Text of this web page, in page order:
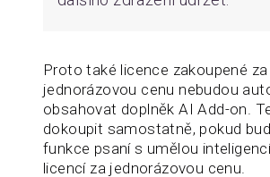
Proto také licence zakoupené za
jednorázovou cenu nebudou
obsahovat doplněk AI Add-on.
dokoupit samostatně, pokud
funkce psaní s umělou
licencí za jednorázovou cenu.